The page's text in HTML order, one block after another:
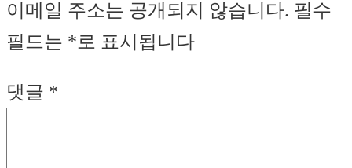
이메일 주소는 공개되지 않습니다. 필수
필드는 *로 표시됩니다
댓글 *